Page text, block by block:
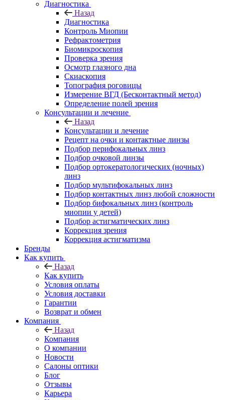
Диагностика
Назад
Диагностика
Контроль Миопии
Рефрактометрия
Биомикроскопия
Проверка зрения
Осмотр глазного дна
Скиаскопия
Топография роговицы
Измерение ВГД (Бесконтактный метод)
Определение полей зрения
Консультации и лечение
Назад
Консультации и лечение
Рецепт на очки и контактные линзы
Подбор перифокальных линз
Подбор очковой линзы
Подбор ортокератологических (ночных)
линз
Подбор мультифокальных линз
Подбор контактных линз любой сложности
Подбор бифокальных линз (контроль
миопии у детей)
Подбор астигматических линз
Коррекция зрения
Коррекция астигматизма
Бренды
Как купить
Назад
Как купить
Условия оплаты
Условия доставки
Гарантии
Возврат и обмен
Компания
Назад
Компания
О компании
Новости
Салоны оптики
Блог
Отзывы
Карьера